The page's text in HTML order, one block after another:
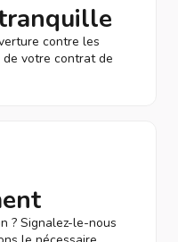
contre les
votre contrat de
? Signalez-le-nous